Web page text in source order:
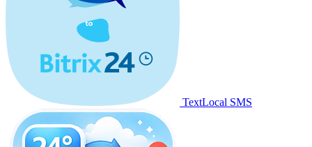
TextLocal SMS